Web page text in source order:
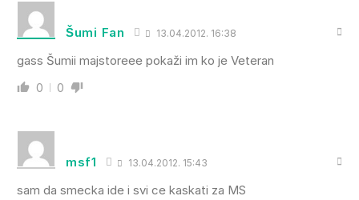
Šumi Fan 13.04.2012. 16:38
gass Šumii majstoreee pokaži im ko je Veteran
0 0
msf1 13.04.2012. 15:43
sam da smecka ide i svi ce kaskati za MS